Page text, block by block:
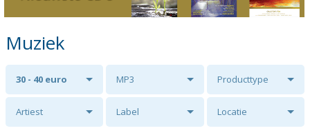
Muziek
30 - 40 euro MP3 Producttype
Artiest Label Locatie